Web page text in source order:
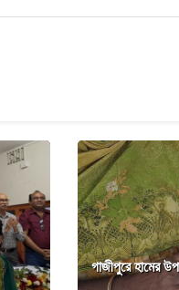
গাজীপুরে হামের